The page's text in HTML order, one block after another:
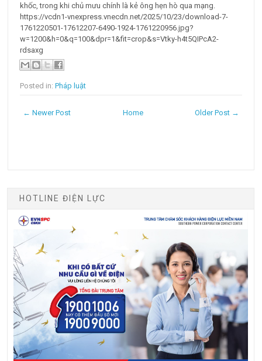
khốc, trong khi chủ mưu chính là kẻ ông hẹn hò qua mạng.
https://vcdn1-vnexpress.vnecdn.net/2025/10/23/download-7-
1761220501-17612207-6490-1924-1761220956.jpg?
w=1200&h=0&q=100&dpr=1&fit=crop&s=Vtky-h4t5QIPcA2-
rdsaxg
Posted in:Pháp luật
← Newer Post Older Post →
Home
HOTLINE ĐIỆN LỰC